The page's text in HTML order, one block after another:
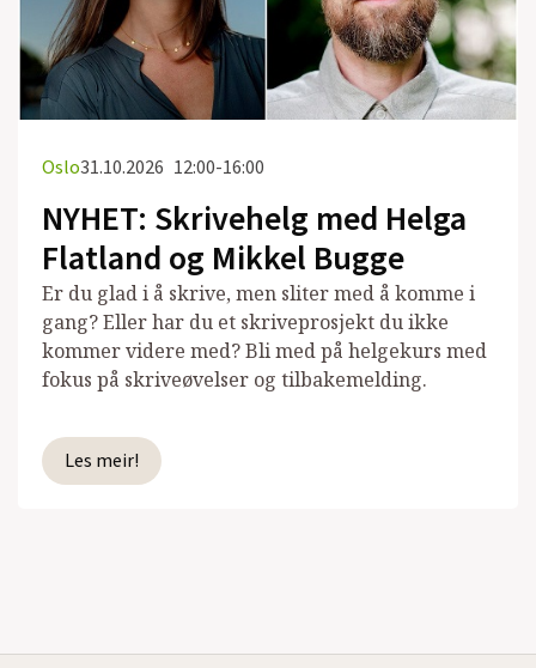
Oslo31.10.2026 12:00-16:00
NYHET: Skrivehelg med Helga
Flatland og Mikkel Bugge
Er du glad i å skrive, men sliter med å komme i
gang? Eller har du et skriveprosjekt du ikke
kommer videre med? Bli med på helgekurs med
fokus på skriveøvelser og tilbakemelding.
Les meir!